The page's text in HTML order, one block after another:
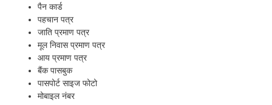
पैन कार्ड
पहचान पत्र
जाति प्रमाण पत्र
मूल निवास प्रमाण पत्र
आय प्रमाण पत्र
बैंक पासबुक
पासपोर्ट साइज फोटो
मोबाइल नंबर